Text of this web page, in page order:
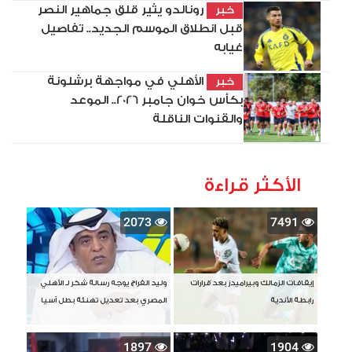
خبر
رونالدو يثير قلق جماهير النصر
قبل انطلاق الموسم الجديد.. تفاصيل
غيابه
خبر
الأهلي في مواجهة برشلونة
بكأس خوان جامبر 2026.. الموعد
والقنوات الناقلة
الأكثر قراءة
7491
إيقافات الزمالك وبيراميدز بعد قرارات
رابطة الأندية
2073
وليد الفراج يوجه رسالة شكر لـ الأهلي
المصري بعد تعديل تهنئة بطل آسيا
1904
1897